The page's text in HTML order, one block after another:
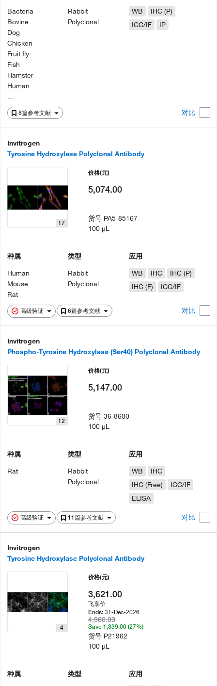
8篇参考文献 对比
Bacteria
Bovine
Dog
Chicken
Fruit fly
Fish
Hamster
Human
...
Rabbit
Polyclonal
WB
IHC (P)
ICC/IF
IP
Invitrogen
Tyrosine Hydroxylase Polyclonal Antibody
高级验证 6篇参考文献 对比
17
种属
Human
Mouse
Rat
类型
Rabbit
Polyclonal
应用
WB
IHC
IHC (P)
IHC (F)
ICC/IF
价格(元)
5,074.00
货号 PA5-85167
100 µL
Invitrogen
Phospho-Tyrosine Hydroxylase (Ser40) Polyclonal Antibody
高级验证 11篇参考文献 对比
12
种属
Rat
类型
Rabbit
Polyclonal
应用
WB
IHC
IHC (Free)
ICC/IF
ELISA
价格(元)
5,147.00
货号36-8600
100 µL
Invitrogen
Tyrosine Hydroxylase Polyclonal Antibody
4
种属
类型
应用
价格(元)
3,621.00
飞享价
Ends:31-Dec-2026
4,960.00
Save 1,339.00 (27%)
货号 P21962
100 µL